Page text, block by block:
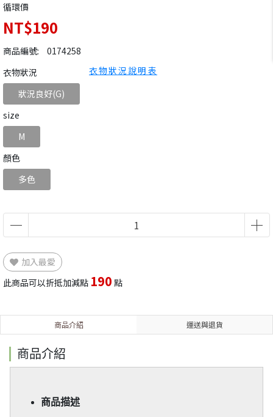
循環價
NT$190
商品編號:
0174258
衣物狀況
狀況良好(G)
size
M
顏色
多色
衣物狀況說明表
加入最愛
此商品可以折抵加減點 190 點
商品介紹 運送與退貨
商品介紹
商品描述